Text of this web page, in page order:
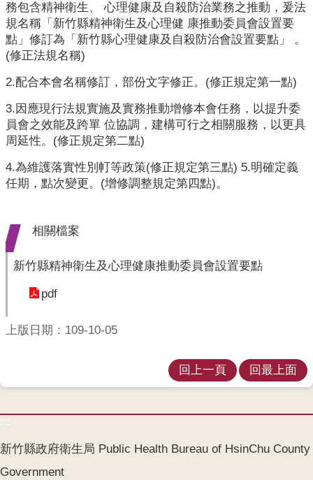
便
民
服
務
府
資
訊
公
開
生
測
驗
結
素
驗
兒
務包含精神衛生、 心理健康及自殺防治業務之推動，爰法
規名稱「新竹縣精神衛生及心理健 康推動委員會設置要
點」修訂為「新竹縣心理健康及自殺防治會設置要點」 。
(修正法規名稱)
2.配合本會名稱修訂，部份文字修正。(修正規定第一點)
3.因應現行法規實施及實務推動增修本會任務，以提升委
員會之效能及跨單 位協調，建構可行之相關服務，以更具
周延性。(修正規定第二點)
4.為維護落實性別帄等政策(修正規定第三點) 5.明確定義
任期，點次變更。(增修調整規定第四點)。
相關檔案
新竹縣精神衛生及心理健康推動委員會設置要點
pdf
上版日期：109-10-05
回上一頁 回最上面
:::
新竹縣政府衛生局 Public Health Bureau of HsinChu County
Government